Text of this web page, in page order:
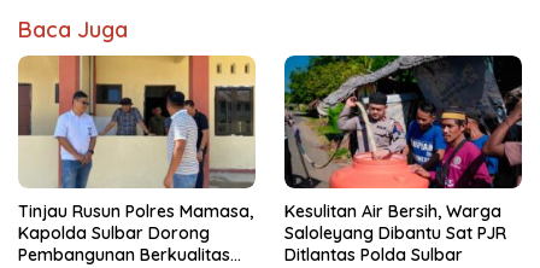
Baca Juga
Tinjau Rusun Polres Mamasa,
Kapolda Sulbar Dorong
Pembangunan Berkualitas
Kesulitan Air Bersih, Warga
Saloleyang Dibantu Sat PJR
Ditlantas Polda Sulbar